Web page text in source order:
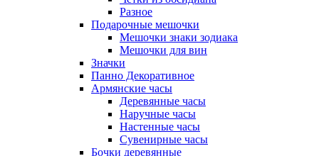
Разное
Подарочные мешочки
Мешочки знаки зодиака
Мешочки для вин
Значки
Панно Декоративное
Армянские часы
Деревянные часы
Наручные часы
Настенные часы
Сувенирные часы
Бочки деревянные